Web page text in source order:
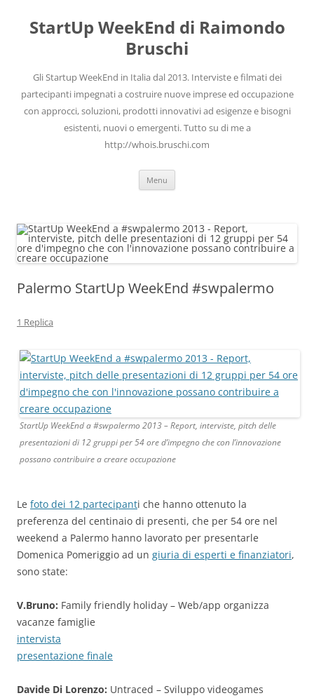
contenuto
StartUp WeekEnd di Raimondo
Bruschi
Gli Startup WeekEnd in Italia dal 2013. Interviste e filmati dei
partecipanti impegnati a costruire nuove imprese ed occupazione
con approcci, soluzioni, prodotti innovativi ad esigenze e bisogni
esistenti, nuovi o emergenti. Tutto su di me a
http://whois.bruschi.com
Menu
Palermo StartUp WeekEnd #swpalermo
1 Replica
StartUp WeekEnd a #swpalermo 2013 – Report, interviste, pitch delle
presentazioni di 12 gruppi per 54 ore d’impegno che con l’innovazione
possano contribuire a creare occupazione
Le foto dei 12 partecipanti che hanno ottenuto la
preferenza del centinaio di presenti, che per 54 ore nel
weekend a Palermo hanno lavorato per presentarle
Domenica Pomeriggio ad un giuria di esperti e finanziatori,
sono state:
V.Bruno: Family friendly holiday – Web/app organizza
vacanze famiglie
intervista
presentazione finale
Davide Di Lorenzo: Untraced – Sviluppo videogames